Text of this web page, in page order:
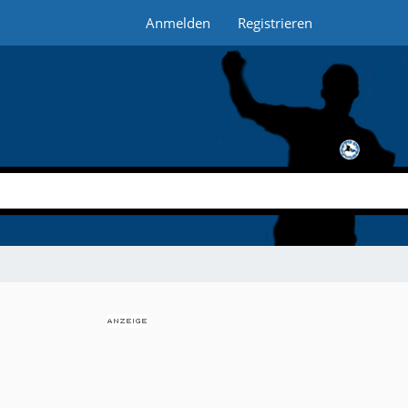
Anmelden Registrieren